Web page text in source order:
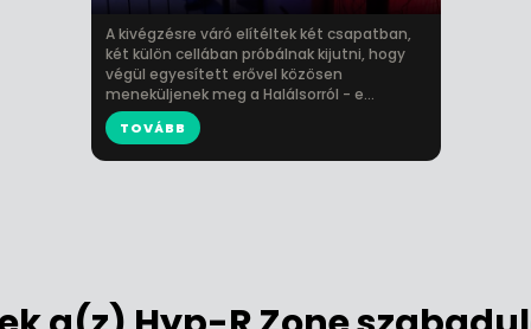
A kivégzésre váró elítéltek két csapatban,
két külön cellában próbálnak kijutni, hogy
végül egyesített erővel közösen
meneküljenek meg a Halálsorról - e...
TOVÁBB